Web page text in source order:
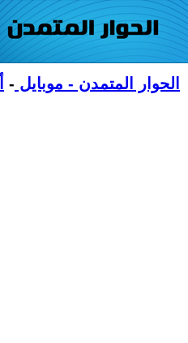
الحوار المتمدن - موبايل -